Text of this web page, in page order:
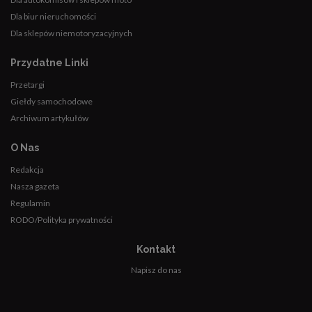
Dla biur nieruchomości
Dla sklepów niemotoryzacyjnych
Przydatne Linki
Przetargi
Giełdy samochodowe
Archiwum artykułów
O Nas
Redakcja
Nasza gazeta
Regulamin
RODO/Polityka prywatności
Kontakt
Napisz do nas